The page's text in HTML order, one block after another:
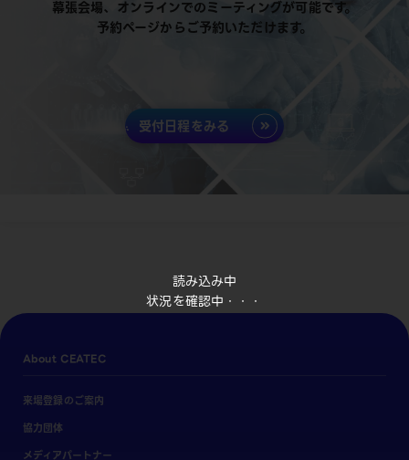
読み込み中
状況を確認中・・・
幕張会場、オンラインでのミーティングが可能です。
予約ページからご予約いただけます。
受付日程をみる
About CEATEC
来場登録のご案内
協力団体
メディアパートナー